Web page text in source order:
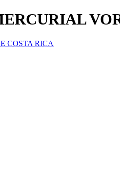
COSTA RICA